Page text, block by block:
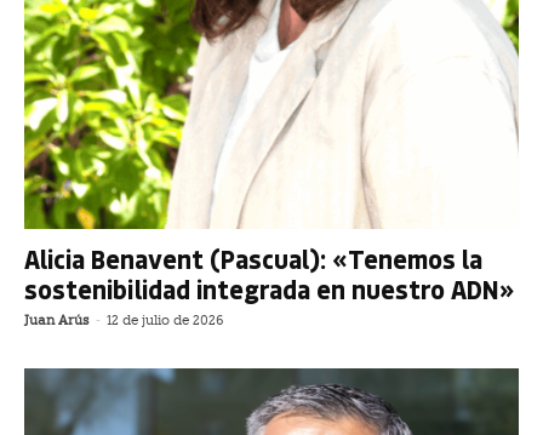
Alicia Benavent (Pascual): «Tenemos la
sostenibilidad integrada en nuestro ADN»
Juan Arús - 12 de julio de 2026